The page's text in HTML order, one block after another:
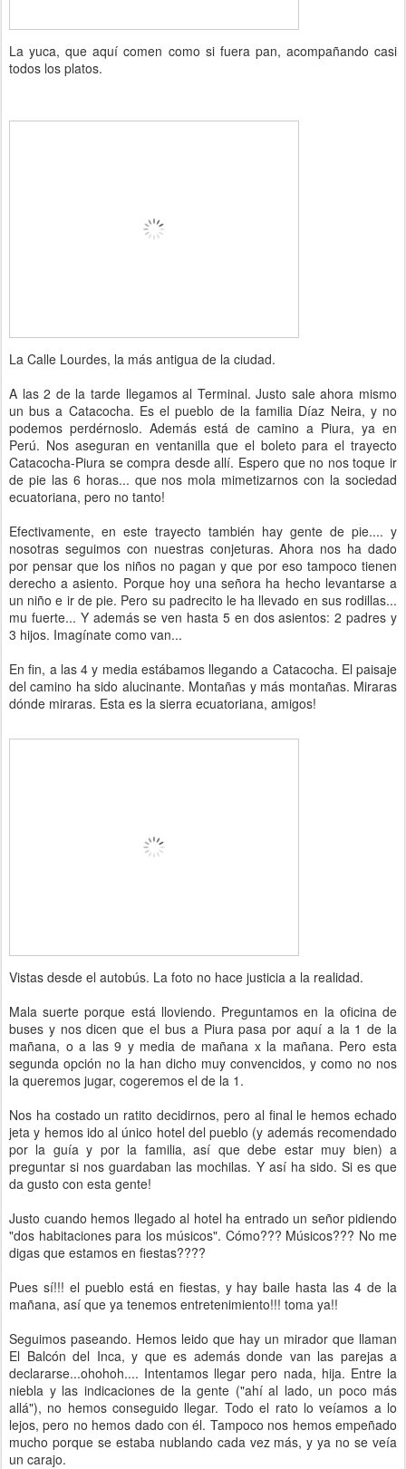
La yuca, que aquí comen como si fuera pan, acompañando casi
todos los platos.
La Calle Lourdes, la más antigua de la ciudad.
A las 2 de la tarde llegamos al Terminal. Justo sale ahora mismo
un bus a Catacocha. Es el pueblo de la familia Díaz Neira, y no
podemos perdérnoslo. Además está de camino a Piura, ya en
Perú. Nos aseguran en ventanilla que el boleto para el trayecto
Catacocha-Piura se compra desde allí. Espero que no nos toque ir
de pie las 6 horas... que nos mola mimetizarnos con la sociedad
ecuatoriana, pero no tanto!
Efectivamente, en este trayecto también hay gente de pie.... y
nosotras seguimos con nuestras conjeturas. Ahora nos ha dado
por pensar que los niños no pagan y que por eso tampoco tienen
derecho a asiento. Porque hoy una señora ha hecho levantarse a
un niño e ir de pie. Pero su padrecito le ha llevado en sus rodillas...
mu fuerte... Y además se ven hasta 5 en dos asientos: 2 padres y
3 hijos. Imagínate como van...
En fin, a las 4 y media estábamos llegando a Catacocha. El paisaje
del camino ha sido alucinante. Montañas y más montañas. Miraras
dónde miraras. Esta es la sierra ecuatoriana, amigos!
Vistas desde el autobús. La foto no hace justicia a la realidad.
Mala suerte porque está lloviendo. Preguntamos en la oficina de
buses y nos dicen que el bus a Piura pasa por aquí a la 1 de la
mañana, o a las 9 y media de mañana x la mañana. Pero esta
segunda opción no la han dicho muy convencidos, y como no nos
la queremos jugar, cogeremos el de la 1.
Nos ha costado un ratito decidirnos, pero al final le hemos echado
jeta y hemos ido al único hotel del pueblo (y además recomendado
por la guía y por la familia, así que debe estar muy bien) a
preguntar si nos guardaban las mochilas. Y así ha sido. Si es que
da gusto con esta gente!
Justo cuando hemos llegado al hotel ha entrado un señor pidiendo
"dos habitaciones para los músicos". Cómo??? Músicos??? No me
digas que estamos en fiestas????
Pues sí!!! el pueblo está en fiestas, y hay baile hasta las 4 de la
mañana, así que ya tenemos entretenimiento!!! toma ya!!
Seguimos paseando. Hemos leido que hay un mirador que llaman
El Balcón del Inca, y que es además donde van las parejas a
declararse...ohohoh.... Intentamos llegar pero nada, hija. Entre la
niebla y las indicaciones de la gente ("ahí al lado, un poco más
allá"), no hemos conseguido llegar. Todo el rato lo veíamos a lo
lejos, pero no hemos dado con él. Tampoco nos hemos empeñado
mucho porque se estaba nublando cada vez más, y ya no se veía
un carajo.